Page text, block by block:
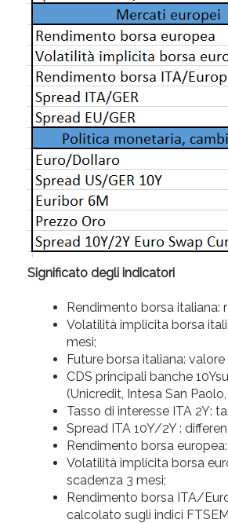
Significato degli indicatori
Rendimento borsa italiana:
Volatilità implicita borsa
mesi;
Future borsa italiana:
CDS principali banche
(Unicredit, Intesa San
Tasso di interesse ITA 2Y:
Spread ITA 10Y/2Y :
Rendimento borsa
Volatilità implicita borsa
scadenza 3 mesi;
Rendimento borsa ITA/
calcolato sugli indici